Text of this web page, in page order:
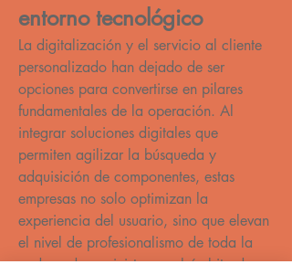
entorno tecnológico
La digitalización y el servicio al cliente
personalizado han dejado de ser
opciones para convertirse en pilares
fundamentales de la operación. Al
integrar soluciones digitales que
permiten agilizar la búsqueda y
adquisición de componentes, estas
empresas no solo optimizan la
experiencia del usuario, sino que elevan
el nivel de profesionalismo de toda la
cadena de suministro en el ámbito de